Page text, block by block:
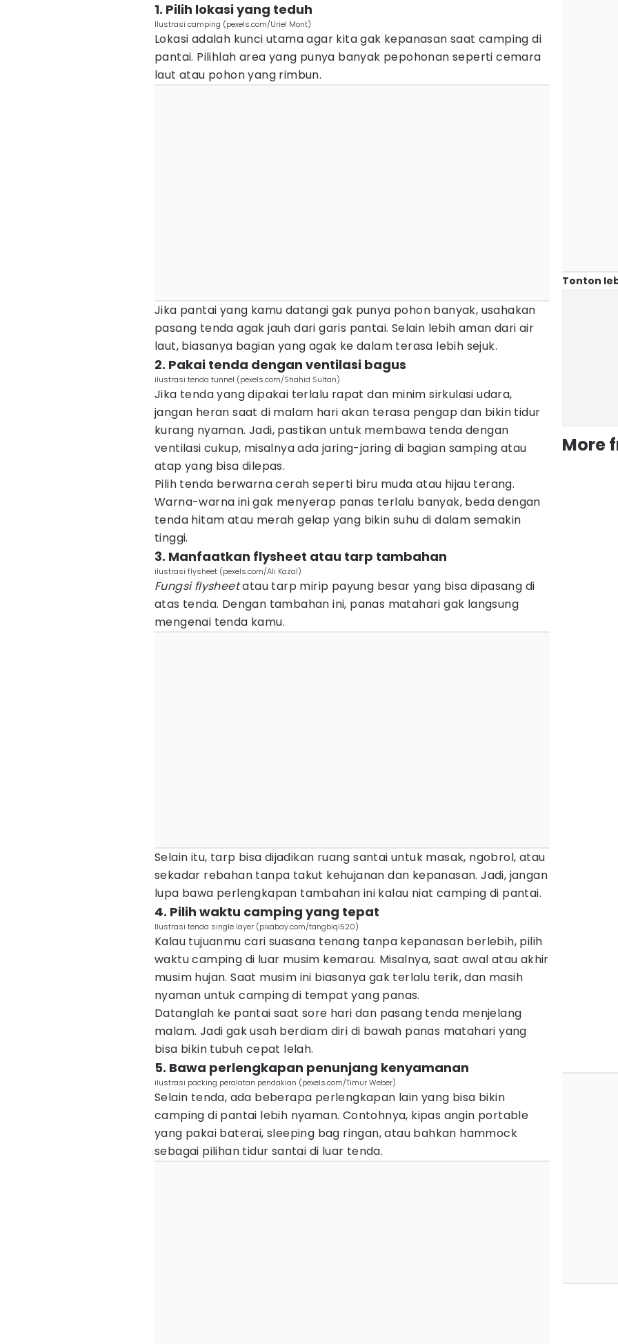
1. Pilih lokasi yang teduh
Ilustrasi camping (pexels.com/Uriel Mont)
Lokasi adalah kunci utama agar kita gak kepanasan saat camping di
pantai. Pilihlah area yang punya banyak pepohonan seperti cemara
laut atau pohon yang rimbun.
Jika pantai yang kamu datangi gak punya pohon banyak, usahakan
pasang tenda agak jauh dari garis pantai. Selain lebih aman dari air
laut, biasanya bagian yang agak ke dalam terasa lebih sejuk.
2. Pakai tenda dengan ventilasi bagus
ilustrasi tenda tunnel (pexels.com/Shahid Sultan)
Jika tenda yang dipakai terlalu rapat dan minim sirkulasi udara,
jangan heran saat di malam hari akan terasa pengap dan bikin tidur
kurang nyaman. Jadi, pastikan untuk membawa tenda dengan
ventilasi cukup, misalnya ada jaring-jaring di bagian samping atau
atap yang bisa dilepas.
Pilih tenda berwarna cerah seperti biru muda atau hijau terang.
Warna-warna ini gak menyerap panas terlalu banyak, beda dengan
tenda hitam atau merah gelap yang bikin suhu di dalam semakin
tinggi.
3. Manfaatkan flysheet atau tarp tambahan
ilustrasi flysheet (pexels.com/Ali Kazal)
Fungsi flysheetatau tarp mirip payung besar yang bisa dipasang di
atas tenda. Dengan tambahan ini, panas matahari gak langsung
mengenai tenda kamu.
Selain itu, tarp bisa dijadikan ruang santai untuk masak, ngobrol, atau
sekadar rebahan tanpa takut kehujanan dan kepanasan. Jadi, jangan
lupa bawa perlengkapan tambahan ini kalau niat camping di pantai.
4. Pilih waktu camping yang tepat
Ilustrasi tenda single layer (pixabay.com/tangbiqi520)
Kalau tujuanmu cari suasana tenang tanpa kepanasan berlebih, pilih
waktu camping di luar musim kemarau. Misalnya, saat awal atau akhir
musim hujan. Saat musim ini biasanya gak terlalu terik, dan masih
nyaman untuk camping di tempat yang panas.
Datanglah ke pantai saat sore hari dan pasang tenda menjelang
malam. Jadi gak usah berdiam diri di bawah panas matahari yang
bisa bikin tubuh cepat lelah.
5. Bawa perlengkapan penunjang kenyamanan
ilustrasi packing peralatan pendakian (pexels.com/Timur Weber)
Selain tenda, ada beberapa perlengkapan lain yang bisa bikin
camping di pantai lebih nyaman. Contohnya, kipas angin portable
yang pakai baterai, sleeping bag ringan, atau bahkan hammock
sebagai pilihan tidur santai di luar tenda.
Tonton
More